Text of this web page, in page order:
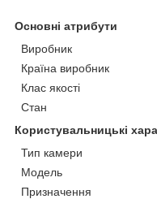
Основні атрибути
Виробник
Країна виробник
Клас якості
Стан
Користувальницькі
Тип камери
Мoдель
Призначення